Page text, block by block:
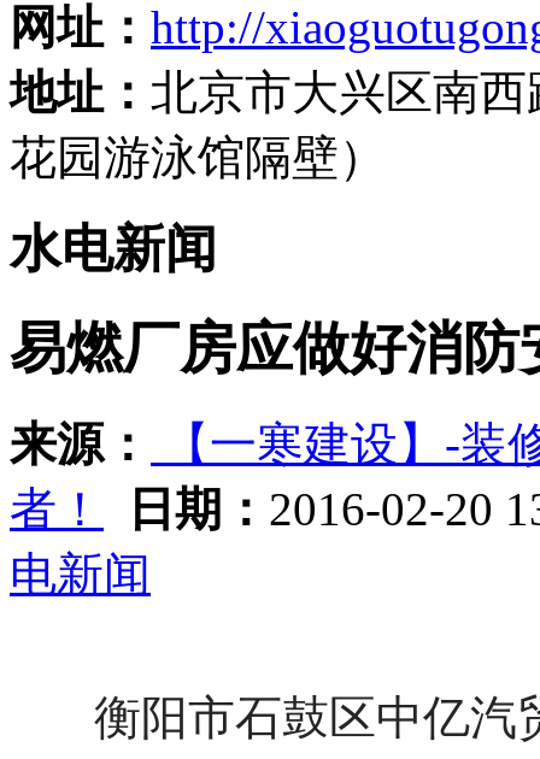
网址： http://
地址： 北京市大兴区南
花园游泳馆隔壁）
水电新闻
易燃厂房应做好消防
来源：
【一寒建设】-装
者！
日期： 2016-02-20
电新闻
衡阳市石鼓区中亿汽